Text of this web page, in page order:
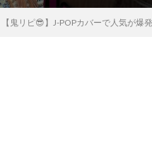
【鬼リピ😎】J-POPカバーで人気が爆